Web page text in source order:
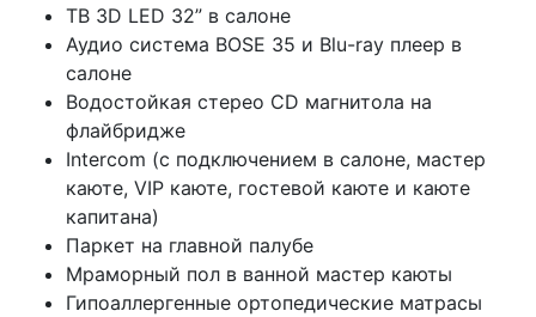
ТВ 3D LED 32” в салоне
Аудио система BOSE 35 и Blu-ray плеер в
салоне
Водостойкая стерео CD магнитола на
флайбридже
Intercom (с подключением в салоне, мастер
каюте, VIP каюте, гостевой каюте и каюте
капитана)
Паркет на главной палубе
Мраморный пол в ванной мастер каюты
Гипоаллергенные ортопедические матрасы